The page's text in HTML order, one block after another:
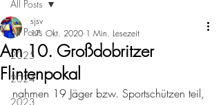
All Posts
2025
2024
2023
All Posts
Am 10. Großdobritzer
Flintenpokal
sjsv
17. Okt. 2020 1 Min. Lesezeit
nahmen 19 Jäger bzw. Sportschützen teil,